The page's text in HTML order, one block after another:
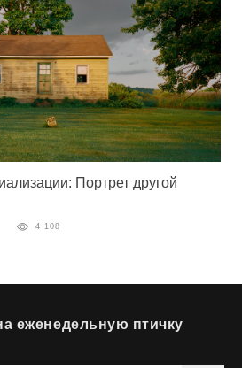
Портрет другой
4 108
еженедельную птичку